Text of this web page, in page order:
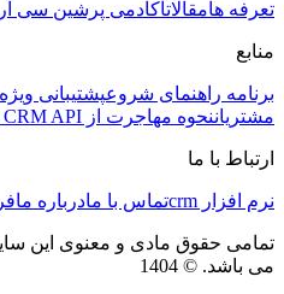
تعرفه هامقالاتآکادمی پرشین سی
منابع
برنامه راهنمای شروعپشتیبانی
مشتریاننحوه مهاجرت از Salesforce CRM API
ارتباط با ما
نرم افزار crm تماس با مادرباره ما
تمامی حقوق مادی و معنوی این
می باشد. © 1404